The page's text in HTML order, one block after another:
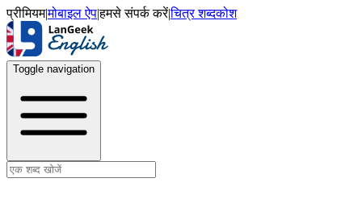
प्रीमियम|मोबाइल ऐप|हमसे संपर्क करें|चित्र शब्दकोश
Toggle navigation